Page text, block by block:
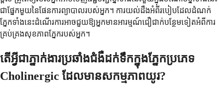
ជាផ្នែកមួយនៃផែនការព្យាបាលរបស់អ្នក។ ការយល់ដឹងអំពីរបៀបដែលដំណក់
ភ្នែកទាំងនេះដំណើរការអាចជួយឱ្យអ្នកមានអារម្មណ៍ជឿជាក់បន្ថែមទៀតអំពីការ
គ្រប់គ្រងសុខភាពភ្នែករបស់អ្នក។
តើអ្វីជាភ្នាក់ងារប្រឆាំងជំងឺដក់ទឹកក្នុងភ្នែកប្រភេទ
Cholinergic ដែលមានសកម្មភាពយូរ?